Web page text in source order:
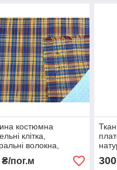
костюмна
клітка,
волокна,
стрейч
№309
пог.м 300